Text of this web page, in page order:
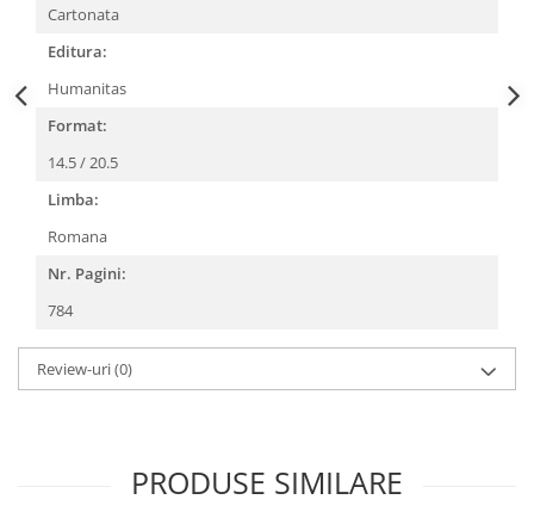
Cartonata
Editura:
Humanitas
Format:
14.5 / 20.5
Limba:
Romana
Nr. Pagini:
784
Review-uri(0)
PRODUSE SIMILARE